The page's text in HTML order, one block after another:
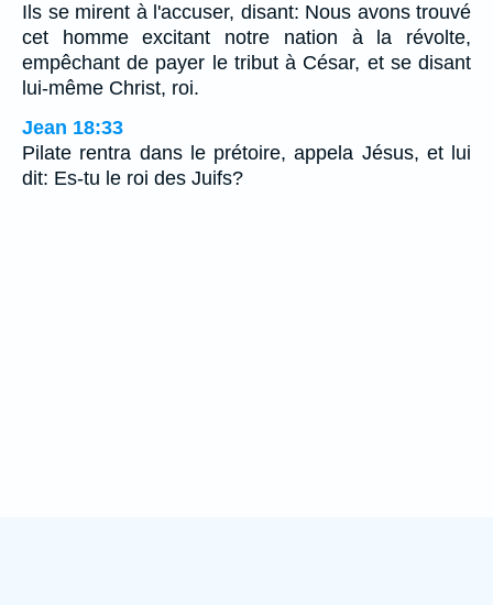
Ils se mirent à l'accuser, disant: Nous avons trouvé
cet homme excitant notre nation à la révolte,
empêchant de payer le tribut à César, et se disant
lui-même Christ, roi.
Jean 18:33
Pilate rentra dans le prétoire, appela Jésus, et lui
dit: Es-tu le roi des Juifs?